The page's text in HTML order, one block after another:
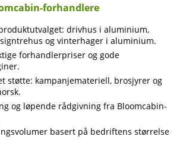
forhandlere
drivhus i aluminium,
og vinterhager i aluminium.
forhandlerpriser og gode
støtte: kampanjemateriell, brosjyrer og
og løpende rådgivning fra Bloomcabin-
basert på bedriftens størrelse